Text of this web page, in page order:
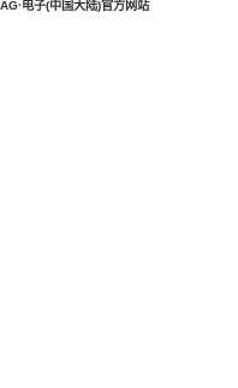
AG·电子(中国大陆)官方网站